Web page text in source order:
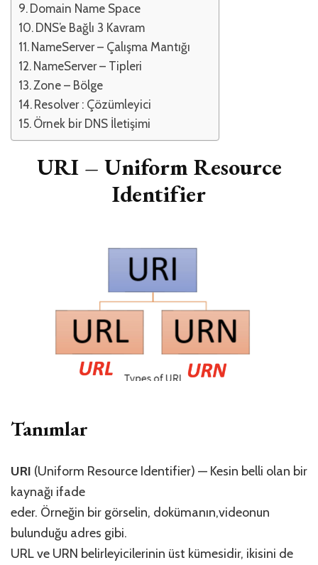
Domain Name Space
DNS’e Bağlı 3 Kavram
NameServer – Çalışma Mantığı
NameServer – Tipleri
Zone – Bölge
Resolver : Çözümleyici
Örnek bir DNS İletişimi
URI – Uniform Resource
Identifier
Tanımlar
URI (Uniform Resource Identifier) — Kesin belli olan bir
kaynağı ifade
eder. Örneğin bir görselin, dokümanın,videonun
bulunduğu adres gibi.
URL ve URN belirleyicilerinin üst kümesidir, ikisini de